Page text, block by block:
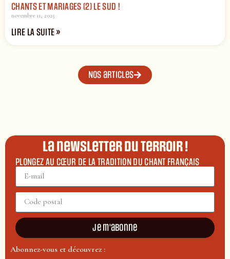
CHANTS ET MARIAGES (2) LE SUD !
novembre 11, 2025
LIRE LA SUITE »
Nos articles
La newsletter du terroir !
PLONGEZ AU CŒUR DE LA TRADITION DU CHANT FRANÇAIS
Je m'abonne
Abonnez-vous et découvrez :